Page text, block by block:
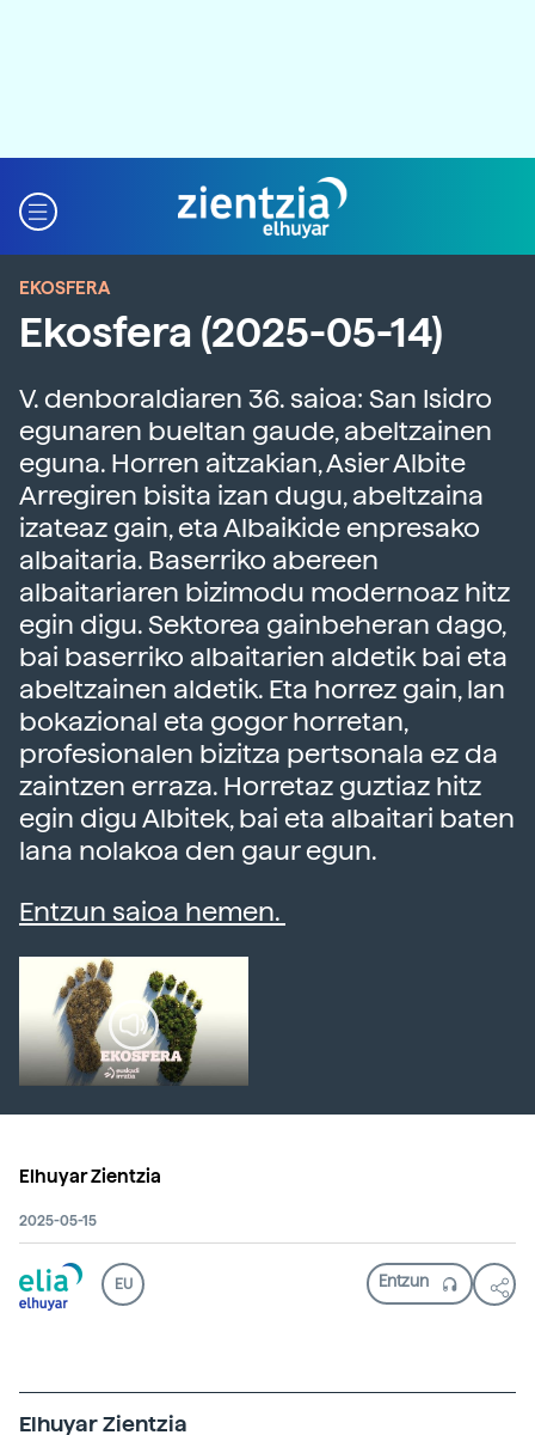
EKOSFERA
Ekosfera (2025-05-14)
V. denboraldiaren 36. saioa: San Isidro
egunaren bueltan gaude, abeltzainen
eguna. Horren aitzakian, Asier Albite
Arregiren bisita izan dugu, abeltzaina
izateaz gain, eta Albaikide enpresako
albaitaria. Baserriko abereen
albaitariaren bizimodu modernoaz hitz
egin digu. Sektorea gainbeheran dago,
bai baserriko albaitarien aldetik bai eta
abeltzainen aldetik. Eta horrez gain, lan
bokazional eta gogor horretan,
profesionalen bizitza pertsonala ez da
zaintzen erraza. Horretaz guztiaz hitz
egin digu Albitek, bai eta albaitari baten
lana nolakoa den gaur egun.
Entzun saioa hemen.
Elhuyar Zientzia
2025-05-15
EU
Elhuyar Zientzia